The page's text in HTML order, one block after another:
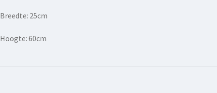
Breedte: 25cm
Hoogte: 60cm